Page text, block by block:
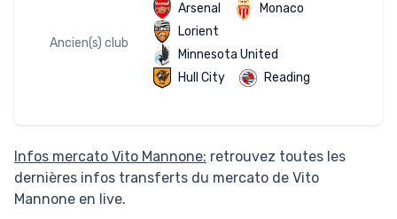
Ancien(s) club
Arsenal
Monaco
Lorient
Minnesota United
Hull City
Reading
Infos mercato Vito Mannone: retrouvez toutes les
dernières infos transferts du mercato de Vito
Mannone en live.